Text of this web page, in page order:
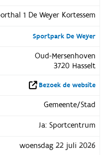
1 De Weyer Kortessem
Sportpark De Weyer
Oud-Mersenhoven
3720 Hasselt
Bezoek de website
Gemeente/Stad
Ja: Sportcentrum
woensdag 22 juli 2026